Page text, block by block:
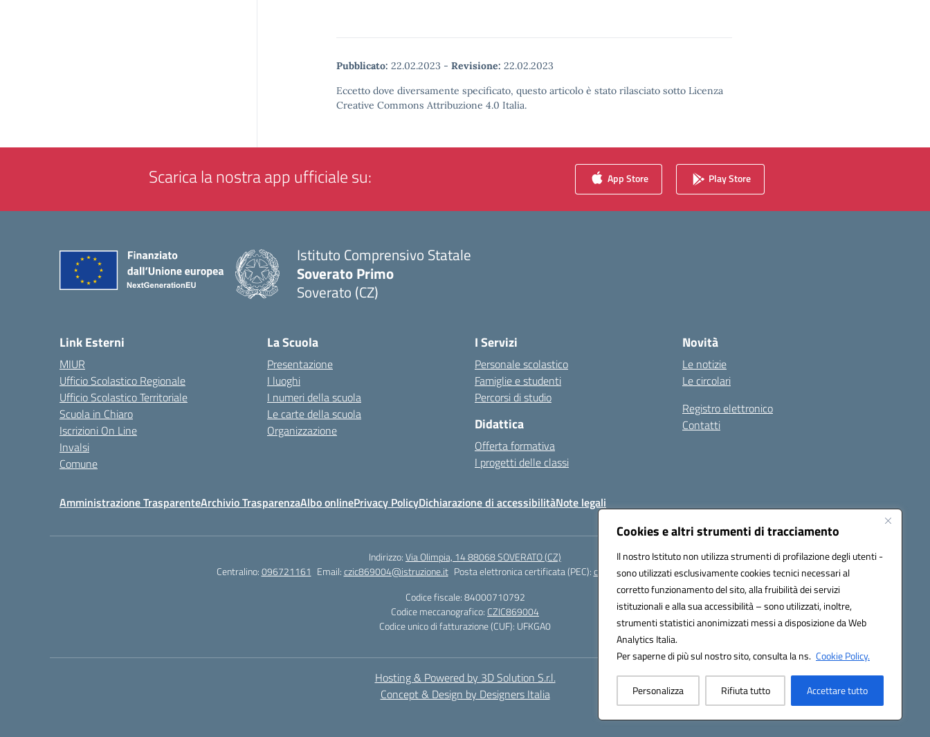
Cookies e altri strumenti di tracciamento
Il nostro Istituto non utilizza strumenti di profilazione degli utenti -
sono utilizzati esclusivamente cookies tecnici necessari al
corretto funzionamento del sito, alla fruibilità dei servizi
istituzionali e alla sua accessibilità – sono utilizzati, inoltre,
strumenti statistici anonimizzati messi a disposizione da Web
Analytics Italia.
Per saperne di più sul nostro sito, consulta la ns. Cookie Policy.
Personalizza Rifiuta tutto Accettare tutto
Pubblicato: 22.02.2023 - Revisione: 22.02.2023
Eccetto dove diversamente specificato, questo articolo è stato rilasciato sotto Licenza
Creative Commons Attribuzione 4.0 Italia.
Scarica la nostra app ufficiale su: App Store Play Store
Istituto Comprensivo Statale
Soverato Primo
Soverato (CZ)
Link Esterni
MIUR
Ufficio Scolastico Regionale
Ufficio Scolastico Territoriale
Scuola in Chiaro
Iscrizioni On Line
Invalsi
Comune
La Scuola
Presentazione
I luoghi
I numeri della scuola
Le carte della scuola
Organizzazione
I Servizi
Personale scolastico
Famiglie e studenti
Percorsi di studio
Didattica
Offerta formativa
I progetti delle classi
Novità
Le notizie
Le circolari
Registro elettronico
Contatti
Amministrazione TrasparenteArchivio TrasparenzaAlbo onlinePrivacy PolicyDichiarazione di accessibilitàNote legali
Indirizzo:Via Olimpia, 14 88068 SOVERATO (CZ)
Centralino:096721161 Email:czic869004@istruzione.it Posta elettronica certificata (PEC):czic869004@pec.istruzione.it
Codice fiscale: 84000710792
Codice meccanografico: CZIC869004
Codice unico di fatturazione (CUF): UFKGA0
Hosting & Powered by 3D Solution S.r.l.
Concept & Design by Designers Italia